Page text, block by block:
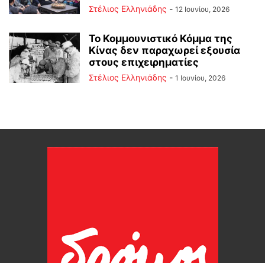
Στέλιος Ελληνιάδης - 12 Ιουνίου, 2026
Το Κομμουνιστικό Κόμμα της
Κίνας δεν παραχωρεί εξουσία
στους επιχειρηματίες
Στέλιος Ελληνιάδης - 1 Ιουνίου, 2026